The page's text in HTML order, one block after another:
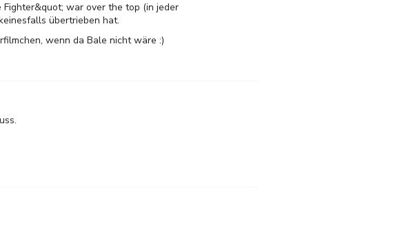
war over the top (in jeder
übertrieben hat.
wenn da Bale nicht wäre :)